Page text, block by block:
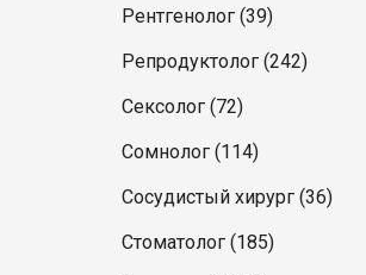
Рентгенолог (39)
Репродуктолог (242)
Сексолог (72)
Сомнолог (114)
Сосудистый хирург (36)
Стоматолог (185)